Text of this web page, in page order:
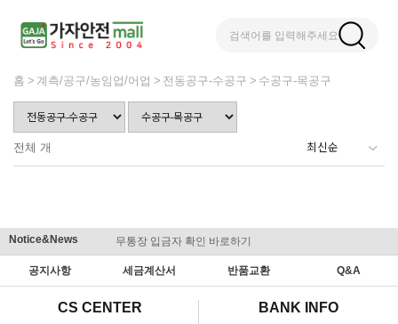
검색어를 입력해주세요
홈 계측/공구/농임업/어업 전동공구-수공구 수공구-목공구
전체 개
Notice&News 무통장 입금자 확인 바로하기
공지사항 세금계산서 반품교환 Q&A
CS CENTER BANK INFO